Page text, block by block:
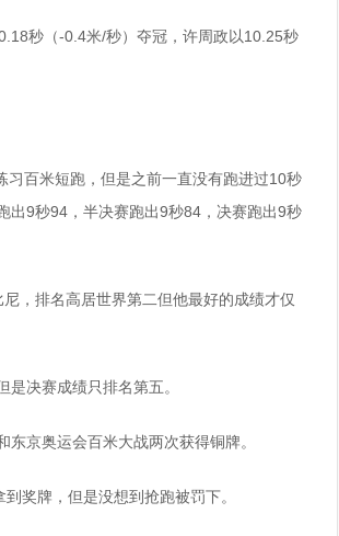
秒（-0.4米/秒）夺冠，许周政以10.25秒
百米短跑，但是之前一直没有跑进过10秒
出9秒94，半决赛跑出9秒84，决赛跑出9秒
，排名高居世界第二但他最好的成绩才仅
决赛成绩只排名第五。
京奥运会百米大战两次获得铜牌。
奖牌，但是没想到抢跑被罚下。